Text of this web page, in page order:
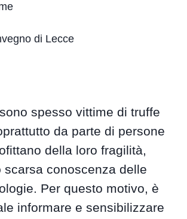
di Lecce
spesso vittime di truffe
da parte di persone
della loro fragilità,
scarsa conoscenza delle
Per questo motivo, è
informare e sensibilizzare